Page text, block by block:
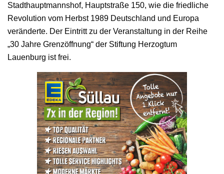
Stadthauptmannshof, Hauptstraße 150, wie die friedliche
Revolution vom Herbst 1989 Deutschland und Europa
veränderte. Der Eintritt zu der Veranstaltung in der Reihe
„30 Jahre Grenzöffnung“ der Stiftung Herzogtum
Lauenburg ist frei.